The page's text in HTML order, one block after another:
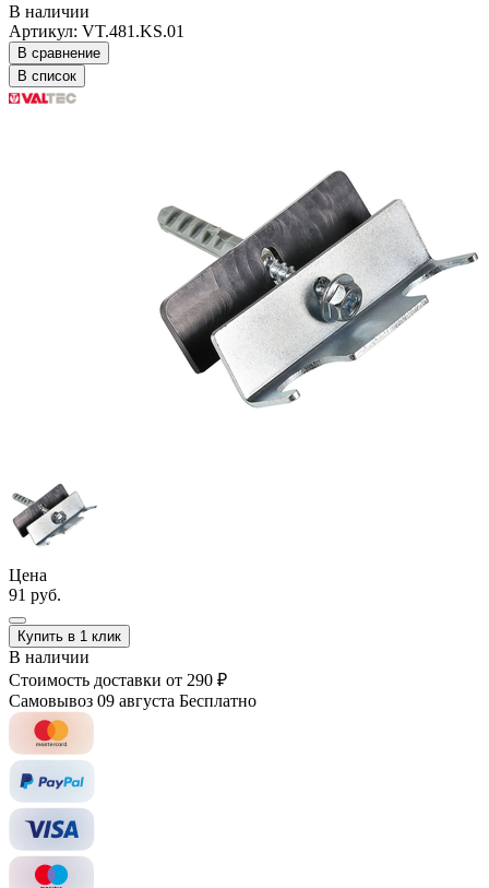
В наличии
Артикул: VT.481.KS.01
В сравнение
В список
Цена
91 руб.
Купить в 1 клик
В наличии
Стоимость доставки от 290 ₽
Самовывоз 09 августа Бесплатно